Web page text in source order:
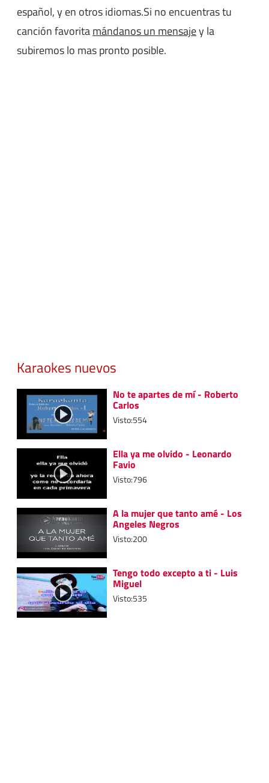
español, y en otros idiomas.Si no encuentras tu
canción favoritamándanos un mensajey la
subiremos lo mas pronto posible.
Karaokes nuevos
No te apartes de mí - Roberto
Carlos
Visto:554
Ella ya me olvido - Leonardo
Favio
Visto:796
A la mujer que tanto amé - Los
Angeles Negros
Visto:200
Tengo todo excepto a ti - Luis
Miguel
Visto:535